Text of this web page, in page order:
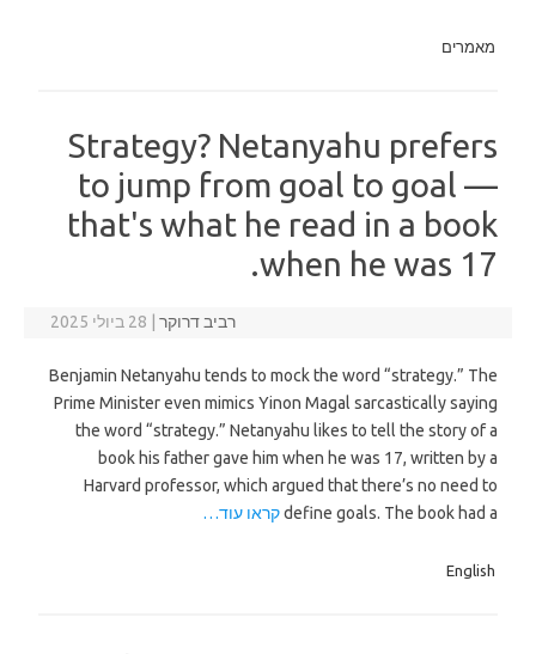
מאמרים
Strategy? Netanyahu prefers
to jump from goal to goal —
that's what he read in a book
when he was 17.
רביב דרוקר 28 ביולי 2025
Benjamin Netanyahu tends to mock the word “strategy.” The
Prime Minister even mimics Yinon Magal sarcastically saying
the word “strategy.” Netanyahu likes to tell the story of a
book his father gave him when he was 17, written by a
Harvard professor, which argued that there’s no need to
define goals. The book had aקראו עוד…
English